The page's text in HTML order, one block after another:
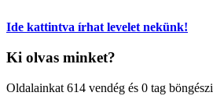
Ide kattintva írhat levelet nekünk!
Ki olvas minket?
Oldalainkat 614 vendég és 0 tag böngészi